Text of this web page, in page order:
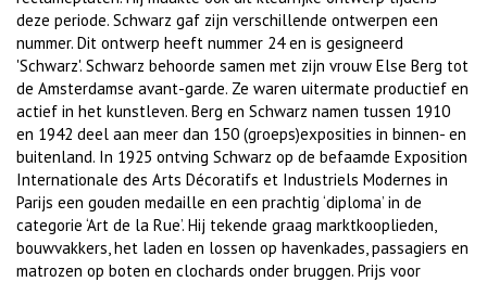
deze periode. Schwarz gaf zijn verschillende ontwerpen een
nummer. Dit ontwerp heeft nummer 24 en is gesigneerd
'Schwarz'. Schwarz behoorde samen met zijn vrouw Else Berg tot
de Amsterdamse avant-garde. Ze waren uitermate productief en
actief in het kunstleven. Berg en Schwarz namen tussen 1910
en 1942 deel aan meer dan 150 (groeps)exposities in binnen- en
buitenland. In 1925 ontving Schwarz op de befaamde Exposition
Internationale des Arts Décoratifs et Industriels Modernes in
Parijs een gouden medaille en een prachtig ‘diploma’ in de
categorie ‘Art de la Rue’. Hij tekende graag marktkooplieden,
bouwvakkers, het laden en lossen op havenkades, passagiers en
matrozen op boten en clochards onder bruggen. Prijs voor